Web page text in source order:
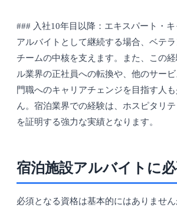
### 入社10年目以降：エキスパート・
アルバイトとして継続する場合、ベテ
チームの中核を支えます。また、この
ル業界の正社員への転換や、他のサー
門職へのキャリアチェンジを目指す人
ん。宿泊業界での経験は、ホスピタリ
を証明する強力な実績となります。
宿泊施設アルバイトに
必須となる資格は基本的にはありませ